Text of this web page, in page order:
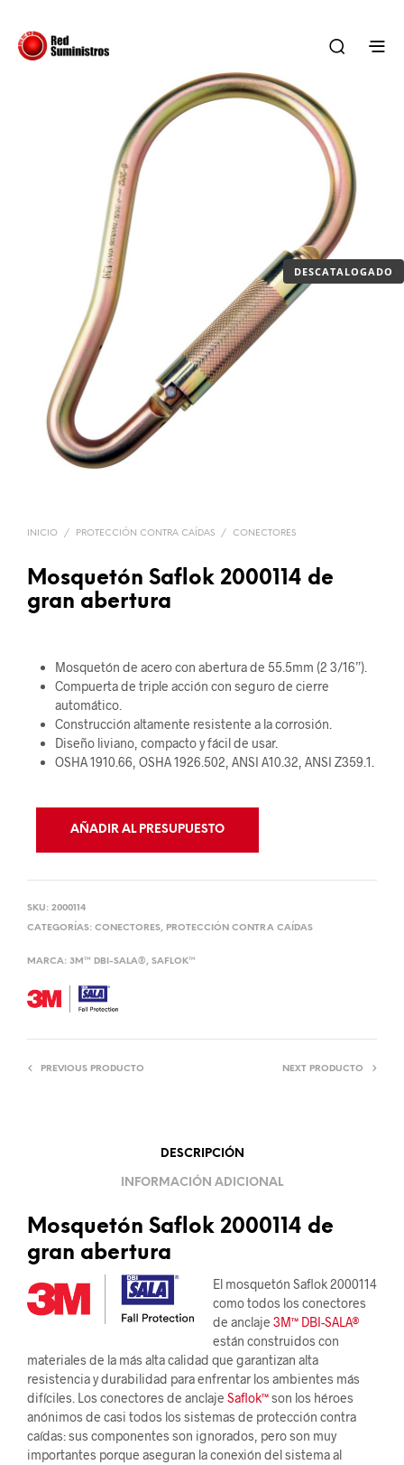
DESCATALOGADO
INICIO / PROTECCIÓN CONTRA CAÍDAS / CONECTORES
Mosquetón Saflok 2000114 de
gran abertura
Mosquetón de acero con abertura de 55.5mm (2 3/16”).
Compuerta de triple acción con seguro de cierre
automático.
Construcción altamente resistente a la corrosión.
Diseño liviano, compacto y fácil de usar.
OSHA 1910.66, OSHA 1926.502, ANSI A10.32, ANSI Z359.1.
AÑADIR AL PRESUPUESTO
SKU: 2000114
CATEGORÍAS: CONECTORES, PROTECCIÓN CONTRA CAÍDAS
MARCA: 3M™ DBI-SALA®, SAFLOK™
PREVIOUS PRODUCTO NEXT PRODUCTO
DESCRIPCIÓN
INFORMACIÓN ADICIONAL
Mosquetón Saflok 2000114 de
gran abertura
El mosquetón Saflok 2000114
como todos los conectores
de anclaje 3M™ DBI-SALA®
están construidos con
materiales de la más alta calidad que garantizan alta
resistencia y durabilidad para enfrentar los ambientes más
difíciles. Los conectores de anclaje Saflok™son los héroes
anónimos de casi todos los sistemas de protección contra
caídas: sus componentes son ignorados, pero son muy
importantes porque aseguran la conexión del sistema al